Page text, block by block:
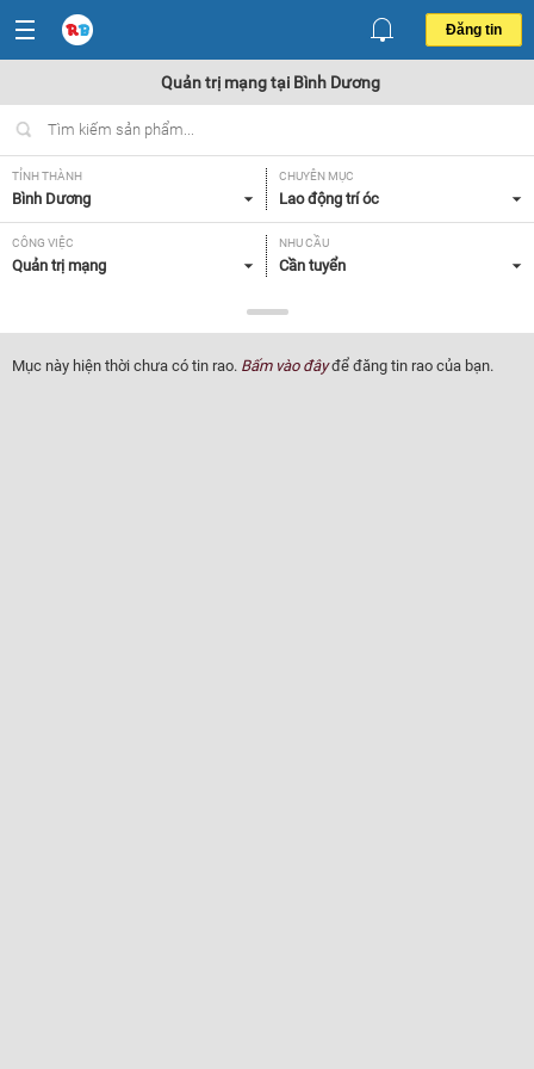
Đăng tin
Quản trị mạng tại Bình Dương
TỈNH THÀNH
Bình Dương
CHUYÊN MỤC
Lao động trí óc
CÔNG VIỆC
Quản trị mạng
NHU CẦU
Cần tuyển
Tất cả
Mục này hiện thời chưa có tin rao. Bấm vào đâyđể đăng tin rao của bạn.